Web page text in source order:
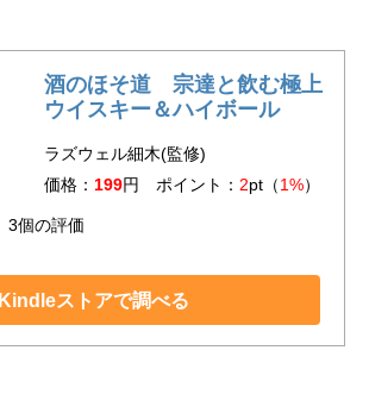
酒のほそ道 宗達と飲む極上
ウイスキー＆ハイボール
ラズウェル細木(監修)
価格： 199円 ポイント： 2pt（1%）
3個の評価
Kindleストアで調べる